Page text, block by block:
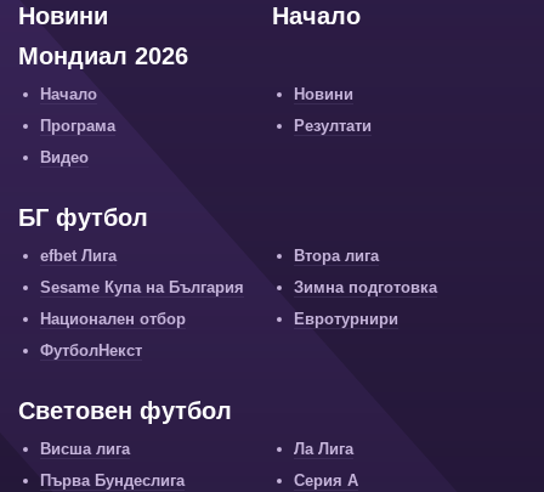
Начало
Новини
Мондиал 2026
Начало
Новини
Програма
Резултати
Видео
БГ футбол
efbet Лига
Втора лига
Sesame Купа на България
Зимна подготовка
Национален отбор
Евротурнири
ФутболНекст
Световен футбол
Висша лига
Ла Лига
Първа Бундеслига
Серия А